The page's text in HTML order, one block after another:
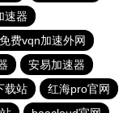
速器
费vqn加速外网
安易加速器
载站
红海pro官网